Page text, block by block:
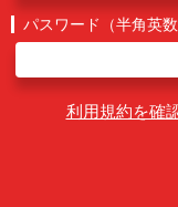
パスワード（半角英
利用規約を確